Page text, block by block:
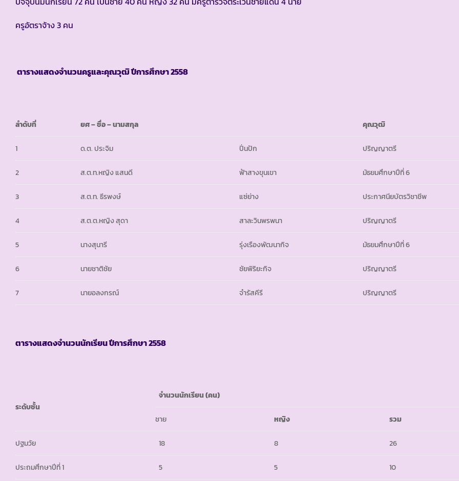
ครูอัตราจ้าง 3 คน
ตารางแสดงจำนวนครูและคุณวุฒิ ปีการศึกษา2558
ลำดับที่ ยศ– ชื่อ – นามสกุล คุณวุฒิ
1 ด.ต. ประจิม ปิ่นปัก ปริญญาตรี
2 ส.ต.ท.หญิง แสนดี ฟ้าสางขุนเขา มัธยมศึกษาปีที่ 6
3 ส.ต.ท. ธีรพงษ์ แซ่ย่าง ประกาศนียบัตรวิชาชีพ
4 ส.ต.ต.หญิง สุดา สาละวินพรพนา ปริญญาตรี
5 นางสุนารี รุ่งเรืองพัฒนากิจ มัธยมศึกษาปีที่ 6
6 นายชาติชัย ชัยพิริยะกิจ ปริญญาตรี
7 นายอลงกรณ์ จำรัสคีรี ปริญญาตรี
ตารางแสดงจำนวนนักเรียน ปีการศึกษา2558
ระดับชั้น
จำนวนนักเรียน(คน)
ชาย หญิง รวม
ปฐมวัย 18 8 26
ประถมศึกษาปีที่ 1 5 5 10